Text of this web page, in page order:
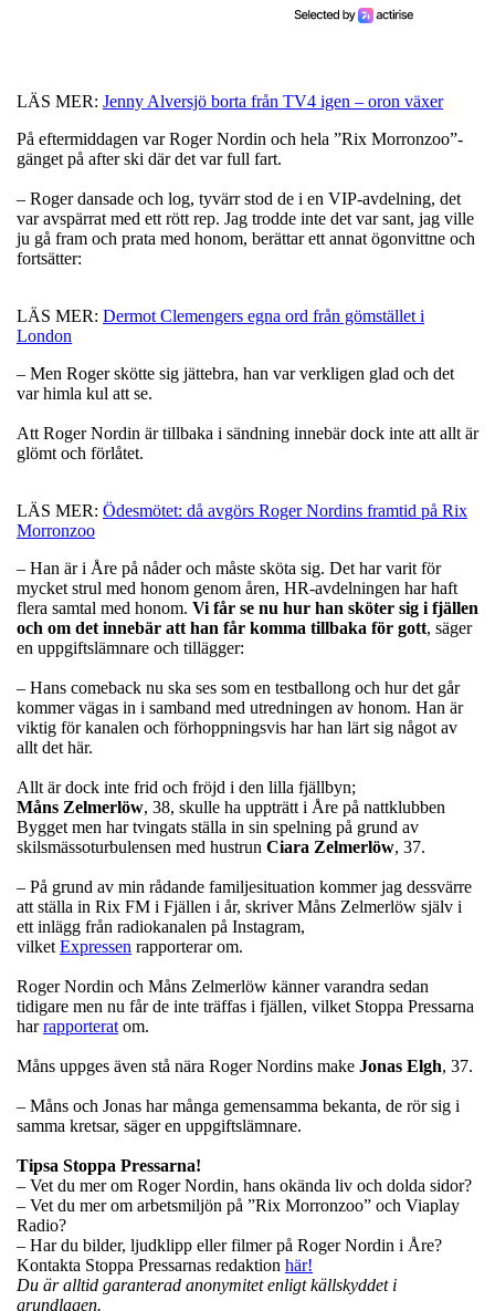
LÄS MER: Jenny Alversjö borta från TV4 igen – oron växer
På eftermiddagen var Roger Nordin och hela ”Rix Morronzoo”-
gänget på after ski där det var full fart.
– Roger dansade och log, tyvärr stod de i en VIP-avdelning, det
var avspärrat med ett rött rep. Jag trodde inte det var sant, jag ville
ju gå fram och prata med honom, berättar ett annat ögonvittne och
fortsätter:
LÄS MER: Dermot Clemengers egna ord från gömstället i
London
– Men Roger skötte sig jättebra, han var verkligen glad och det
var himla kul att se.
Att Roger Nordin är tillbaka i sändning innebär dock inte att allt är
glömt och förlåtet.
LÄS MER: Ödesmötet: då avgörs Roger Nordins framtid på Rix
Morronzoo
– Han är i Åre på nåder och måste sköta sig. Det har varit för
mycket strul med honom genom åren, HR-avdelningen har haft
flera samtal med honom. Vi får se nu hur han sköter sig i fjällen
och om det innebär att han får komma tillbaka för gott, säger
en uppgiftslämnare och tillägger:
– Hans comeback nu ska ses som en testballong och hur det går
kommer vägas in i samband med utredningen av honom. Han är
viktig för kanalen och förhoppningsvis har han lärt sig något av
allt det här.
Allt är dock inte frid och fröjd i den lilla fjällbyn;
Måns Zelmerlöw, 38, skulle ha uppträtt i Åre på nattklubben
Bygget men har tvingats ställa in sin spelning på grund av
skilsmässoturbulensen med hustrun Ciara Zelmerlöw, 37.
– På grund av min rådande familjesituation kommer jag dessvärre
att ställa in Rix FM i Fjällen i år, skriver Måns Zelmerlöw själv i
ett inlägg från radiokanalen på Instagram,
vilket Expressen rapporterar om.
Roger Nordin och Måns Zelmerlöw känner varandra sedan
tidigare men nu får de inte träffas i fjällen, vilket Stoppa Pressarna
harrapporterat om.
Måns uppges även stå nära Roger Nordins make Jonas Elgh, 37.
– Måns och Jonas har många gemensamma bekanta, de rör sig i
samma kretsar, säger en uppgiftslämnare.
Tipsa Stoppa Pressarna!
– Vet du mer om Roger Nordin, hans okända liv och dolda sidor?
– Vet du mer om arbetsmiljön på ”Rix Morronzoo” och Viaplay
Radio?
– Har du bilder, ljudklipp eller filmer på Roger Nordin i Åre?
Kontakta Stoppa Pressarnas redaktion här!
Du är alltid garanterad anonymitet enligt källskyddet i
grundlagen.